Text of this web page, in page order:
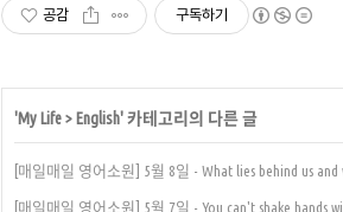
공감 구독하기
'My Life> English' 카테고리의 다른 글
[매일매일 영어소원] 5월 8일 - What lies behind us and
[매일매일 영어소원] 5월 7일 - You can't shake hands